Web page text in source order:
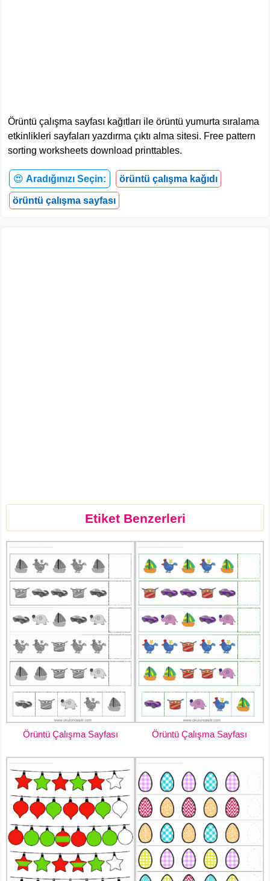
Örüntü çalışma sayfası kağıtları ile örüntü yumurta sıralama
etkinlikleri sayfaları yazdırma çıktı alma sitesi. Free pattern
sorting worksheets download printtables.
😍 Aradığınızı Seçin: örüntü çalışma kağıdı
örüntü çalışma sayfası
Etiket Benzerleri
Örüntü Çalışma Sayfası Örüntü Çalışma Sayfası